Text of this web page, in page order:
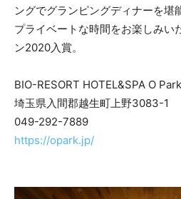
ングでグランピングディナーを堪
プライベートな時間をお楽しみい
ン2020入賞。
BIO-RESORT HOTEL&SPA O
埼玉県入間郡越生町上野3083-1
049-292-7889
https://opark.jp/